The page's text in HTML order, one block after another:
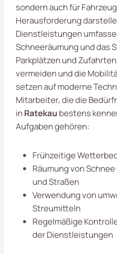
sondern auch für
Herausforderung
Dienstleistungen
Schneeräumung und das
Parkplätzen und
vermeiden und die
setzen auf moderne
Mitarbeiter, die die
in Ratekau bestens
Aufgaben gehören:
Frühzeitige
Räumung von
und Straßen
Verwendung von
Streumitteln
Regelmäßige
der Dienstleistungen